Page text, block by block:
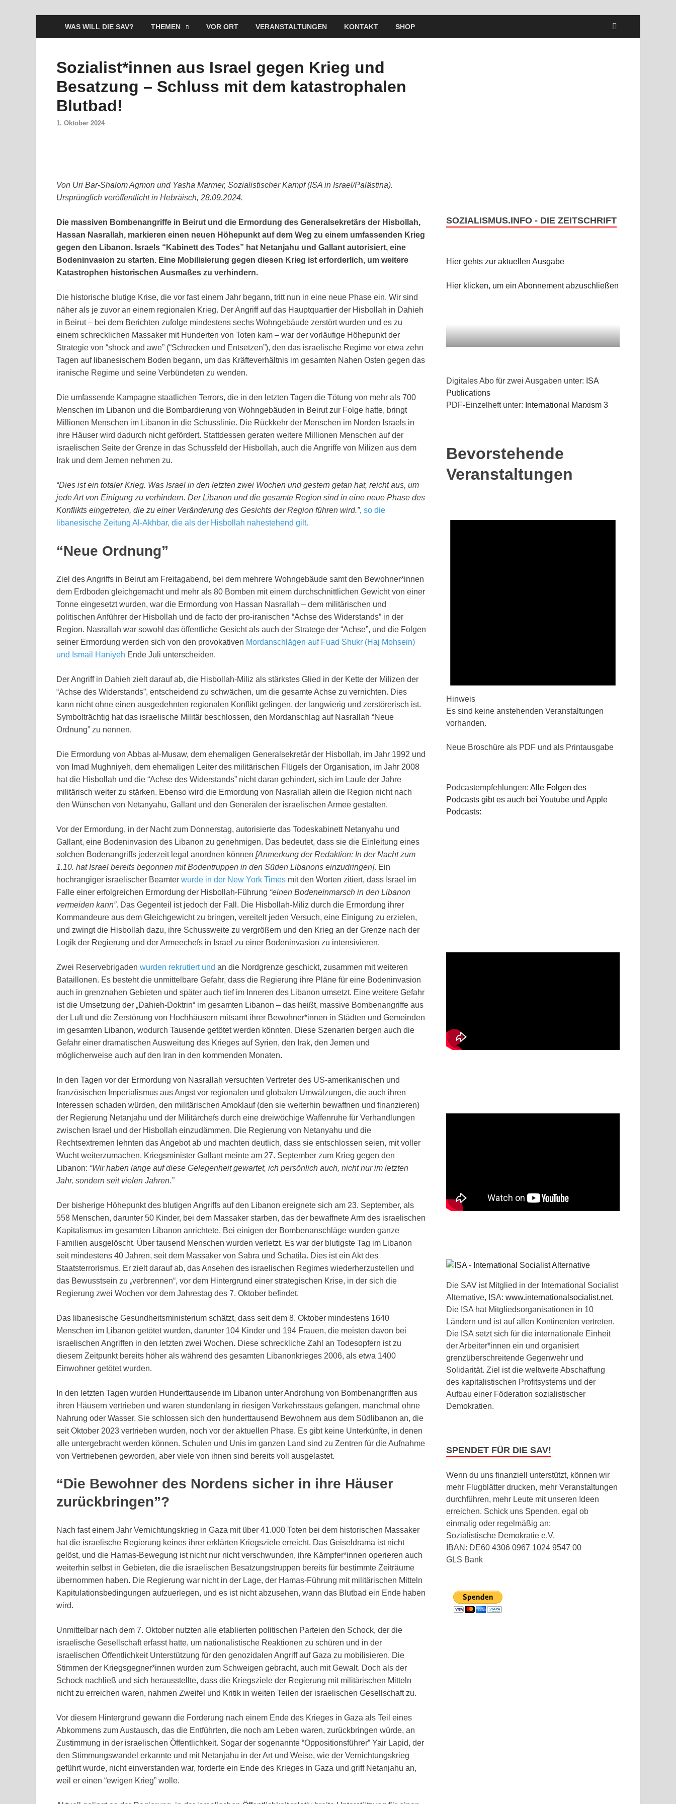
WAS WILL DIE SAV? THEMEN VOR ORT VERANSTALTUNGEN KONTAKT SHOP
Sozialist*innen aus Israel gegen Krieg und
Besatzung – Schluss mit dem katastrophalen
Blutbad!
1. Oktober 2024
Von Uri Bar-Shalom Agmon und Yasha Marmer, Sozialistischer Kampf (ISA in Israel/Palästina).
Ursprünglich veröffentlicht in Hebräisch, 28.09.2024.
Die massiven Bombenangriffe in Beirut und die Ermordung des Generalsekretärs der Hisbollah,
Hassan Nasrallah, markieren einen neuen Höhepunkt auf dem Weg zu einem umfassenden Krieg
gegen den Libanon. Israels “Kabinett des Todes” hat Netanjahu und Gallant autorisiert, eine
Bodeninvasion zu starten. Eine Mobilisierung gegen diesen Krieg ist erforderlich, um weitere
Katastrophen historischen Ausmaßes zu verhindern.
Die historische blutige Krise, die vor fast einem Jahr begann, tritt nun in eine neue Phase ein. Wir sind
näher als je zuvor an einem regionalen Krieg. Der Angriff auf das Hauptquartier der Hisbollah in Dahieh
in Beirut – bei dem Berichten zufolge mindestens sechs Wohngebäude zerstört wurden und es zu
einem schrecklichen Massaker mit Hunderten von Toten kam – war der vorläufige Höhepunkt der
Strategie von “shock and awe” (“Schrecken und Entsetzen”), den das israelische Regime vor etwa zehn
Tagen auf libanesischem Boden begann, um das Kräfteverhältnis im gesamten Nahen Osten gegen das
iranische Regime und seine Verbündeten zu wenden.
Die umfassende Kampagne staatlichen Terrors, die in den letzten Tagen die Tötung von mehr als 700
Menschen im Libanon und die Bombardierung von Wohngebäuden in Beirut zur Folge hatte, bringt
Millionen Menschen im Libanon in die Schusslinie. Die Rückkehr der Menschen im Norden Israels in
ihre Häuser wird dadurch nicht gefördert. Stattdessen geraten weitere Millionen Menschen auf der
israelischen Seite der Grenze in das Schussfeld der Hisbollah, auch die Angriffe von Milizen aus dem
Irak und dem Jemen nehmen zu.
“Dies ist ein totaler Krieg. Was Israel in den letzten zwei Wochen und gestern getan hat, reicht aus, um
jede Art von Einigung zu verhindern. Der Libanon und die gesamte Region sind in eine neue Phase des
Konflikts eingetreten, die zu einer Veränderung des Gesichts der Region führen wird.”, so die
libanesische Zeitung Al-Akhbar, die als der Hisbollah nahestehend gilt.
“Neue Ordnung”
Ziel des Angriffs in Beirut am Freitagabend, bei dem mehrere Wohngebäude samt den Bewohner*innen
dem Erdboden gleichgemacht und mehr als 80 Bomben mit einem durchschnittlichen Gewicht von einer
Tonne eingesetzt wurden, war die Ermordung von Hassan Nasrallah – dem militärischen und
politischen Anführer der Hisbollah und de facto der pro-iranischen “Achse des Widerstands” in der
Region. Nasrallah war sowohl das öffentliche Gesicht als auch der Stratege der “Achse”, und die Folgen
seiner Ermordung werden sich von den provokativen Mordanschlägen auf Fuad Shukr (Haj Mohsein)
und Ismail Haniyeh Ende Juli unterscheiden.
Der Angriff in Dahieh zielt darauf ab, die Hisbollah-Miliz als stärkstes Glied in der Kette der Milizen der
“Achse des Widerstands”, entscheidend zu schwächen, um die gesamte Achse zu vernichten. Dies
kann nicht ohne einen ausgedehnten regionalen Konflikt gelingen, der langwierig und zerstörerisch ist.
Symbolträchtig hat das israelische Militär beschlossen, den Mordanschlag auf Nasrallah “Neue
Ordnung” zu nennen.
Die Ermordung von Abbas al-Musaw, dem ehemaligen Generalsekretär der Hisbollah, im Jahr 1992 und
von Imad Mughniyeh, dem ehemaligen Leiter des militärischen Flügels der Organisation, im Jahr 2008
hat die Hisbollah und die “Achse des Widerstands” nicht daran gehindert, sich im Laufe der Jahre
militärisch weiter zu stärken. Ebenso wird die Ermordung von Nasrallah allein die Region nicht nach
den Wünschen von Netanyahu, Gallant und den Generälen der israelischen Armee gestalten.
Vor der Ermordung, in der Nacht zum Donnerstag, autorisierte das Todeskabinett Netanyahu und
Gallant, eine Bodeninvasion des Libanon zu genehmigen. Das bedeutet, dass sie die Einleitung eines
solchen Bodenangriffs jederzeit legal anordnen können [Anmerkung der Redaktion: In der Nacht zum
1.10. hat Israel bereits begonnen mit Bodentruppen in den Süden Libanons einzudringen]. Ein
hochrangiger israelischer Beamter wurde in der New York Times mit den Worten zitiert, dass Israel im
Falle einer erfolgreichen Ermordung der Hisbollah-Führung “einen Bodeneinmarsch in den Libanon
vermeiden kann”. Das Gegenteil ist jedoch der Fall. Die Hisbollah-Miliz durch die Ermordung ihrer
Kommandeure aus dem Gleichgewicht zu bringen, vereitelt jeden Versuch, eine Einigung zu erzielen,
und zwingt die Hisbollah dazu, ihre Schussweite zu vergrößern und den Krieg an der Grenze nach der
Logik der Regierung und der Armeechefs in Israel zu einer Bodeninvasion zu intensivieren.
Zwei Reservebrigaden wurden rekrutiert und an die Nordgrenze geschickt, zusammen mit weiteren
Bataillonen. Es besteht die unmittelbare Gefahr, dass die Regierung ihre Pläne für eine Bodeninvasion
auch in grenznahen Gebieten und später auch tief im Inneren des Libanon umsetzt. Eine weitere Gefahr
ist die Umsetzung der „Dahieh-Doktrin“ im gesamten Libanon – das heißt, massive Bombenangriffe aus
der Luft und die Zerstörung von Hochhäusern mitsamt ihrer Bewohner*innen in Städten und Gemeinden
im gesamten Libanon, wodurch Tausende getötet werden könnten. Diese Szenarien bergen auch die
Gefahr einer dramatischen Ausweitung des Krieges auf Syrien, den Irak, den Jemen und
möglicherweise auch auf den Iran in den kommenden Monaten.
In den Tagen vor der Ermordung von Nasrallah versuchten Vertreter des US-amerikanischen und
französischen Imperialismus aus Angst vor regionalen und globalen Umwälzungen, die auch ihren
Interessen schaden würden, den militärischen Amoklauf (den sie weiterhin bewaffnen und finanzieren)
der Regierung Netanjahu und der Militärchefs durch eine dreiwöchige Waffenruhe für Verhandlungen
zwischen Israel und der Hisbollah einzudämmen. Die Regierung von Netanyahu und die
Rechtsextremen lehnten das Angebot ab und machten deutlich, dass sie entschlossen seien, mit voller
Wucht weiterzumachen. Kriegsminister Gallant meinte am 27. September zum Krieg gegen den
Libanon: “Wir haben lange auf diese Gelegenheit gewartet, ich persönlich auch, nicht nur im letzten
Jahr, sondern seit vielen Jahren.”
Der bisherige Höhepunkt des blutigen Angriffs auf den Libanon ereignete sich am 23. September, als
558 Menschen, darunter 50 Kinder, bei dem Massaker starben, das der bewaffnete Arm des israelischen
Kapitalismus im gesamten Libanon anrichtete. Bei einigen der Bombenanschläge wurden ganze
Familien ausgelöscht. Über tausend Menschen wurden verletzt. Es war der blutigste Tag im Libanon
seit mindestens 40 Jahren, seit dem Massaker von Sabra und Schatila. Dies ist ein Akt des
Staatsterrorismus. Er zielt darauf ab, das Ansehen des israelischen Regimes wiederherzustellen und
das Bewusstsein zu „verbrennen“, vor dem Hintergrund einer strategischen Krise, in der sich die
Regierung zwei Wochen vor dem Jahrestag des 7. Oktober befindet.
Das libanesische Gesundheitsministerium schätzt, dass seit dem 8. Oktober mindestens 1640
Menschen im Libanon getötet wurden, darunter 104 Kinder und 194 Frauen, die meisten davon bei
israelischen Angriffen in den letzten zwei Wochen. Diese schreckliche Zahl an Todesopfern ist zu
diesem Zeitpunkt bereits höher als während des gesamten Libanonkrieges 2006, als etwa 1400
Einwohner getötet wurden.
In den letzten Tagen wurden Hunderttausende im Libanon unter Androhung von Bombenangriffen aus
ihren Häusern vertrieben und waren stundenlang in riesigen Verkehrsstaus gefangen, manchmal ohne
Nahrung oder Wasser. Sie schlossen sich den hunderttausend Bewohnern aus dem Südlibanon an, die
seit Oktober 2023 vertrieben wurden, noch vor der aktuellen Phase. Es gibt keine Unterkünfte, in denen
alle untergebracht werden können. Schulen und Unis im ganzen Land sind zu Zentren für die Aufnahme
von Vertriebenen geworden, aber viele von ihnen sind bereits voll ausgelastet.
“Die Bewohner des Nordens sicher in ihre Häuser
zurückbringen”?
Nach fast einem Jahr Vernichtungskrieg in Gaza mit über 41.000 Toten bei dem historischen Massaker
hat die israelische Regierung keines ihrer erklärten Kriegsziele erreicht. Das Geiseldrama ist nicht
gelöst, und die Hamas-Bewegung ist nicht nur nicht verschwunden, ihre Kämpfer*innen operieren auch
weiterhin selbst in Gebieten, die die israelischen Besatzungstruppen bereits für bestimmte Zeiträume
übernommen haben. Die Regierung war nicht in der Lage, der Hamas-Führung mit militärischen Mitteln
Kapitulationsbedingungen aufzuerlegen, und es ist nicht abzusehen, wann das Blutbad ein Ende haben
wird.
Unmittelbar nach dem 7. Oktober nutzten alle etablierten politischen Parteien den Schock, der die
israelische Gesellschaft erfasst hatte, um nationalistische Reaktionen zu schüren und in der
israelischen Öffentlichkeit Unterstützung für den genozidalen Angriff auf Gaza zu mobilisieren. Die
Stimmen der Kriegsgegner*innen wurden zum Schweigen gebracht, auch mit Gewalt. Doch als der
Schock nachließ und sich herausstellte, dass die Kriegsziele der Regierung mit militärischen Mitteln
nicht zu erreichen waren, nahmen Zweifel und Kritik in weiten Teilen der israelischen Gesellschaft zu.
Vor diesem Hintergrund gewann die Forderung nach einem Ende des Krieges in Gaza als Teil eines
Abkommens zum Austausch, das die Entführten, die noch am Leben waren, zurückbringen würde, an
Zustimmung in der israelischen Öffentlichkeit. Sogar der sogenannte “Oppositionsführer” Yair Lapid, der
den Stimmungswandel erkannte und mit Netanjahu in der Art und Weise, wie der Vernichtungskrieg
geführt wurde, nicht einverstanden war, forderte ein Ende des Krieges in Gaza und griff Netanjahu an,
weil er einen “ewigen Krieg” wolle.
SOZIALISMUS.INFO - DIE ZEITSCHRIFT
Hier gehts zur aktuellen Ausgabe
Hier klicken, um ein Abonnement abzuschließen
Digitales Abo für zwei Ausgaben unter: ISA
Publications
PDF-Einzelheft unter: International Marxism 3
Bevorstehende
Veranstaltungen
Hinweis
Es sind keine anstehenden Veranstaltungen
vorhanden.
Neue Broschüre als PDF und als Printausgabe
Podcastempfehlungen:Alle Folgen des
Podcasts gibt es auch bei Youtube und Apple
Podcasts:
Die SAV ist Mitglied in der International Socialist
Alternative, ISA:www.internationalsocialist.net.
Die ISA hat Mitgliedsorganisationen in 10
Ländern und ist auf allen Kontinenten vertreten.
Die ISA setzt sich für die internationale Einheit
der Arbeiter*innen ein und organisiert
grenzüberschreitende Gegenwehr und
Solidarität. Ziel ist die weltweite Abschaffung
des kapitalistischen Profitsystems und der
Aufbau einer Föderation sozialistischer
Demokratien.
SPENDET FÜR DIE SAV!
Wenn du uns finanziell unterstützt, können wir
mehr Flugblätter drucken, mehr Veranstaltungen
durchführen, mehr Leute mit unseren Ideen
erreichen. Schick uns Spenden, egal ob
einmalig oder regelmäßig an:
Sozialistische Demokratie e.V.
IBAN: DE60 4306 0967 1024 9547 00
GLS Bank